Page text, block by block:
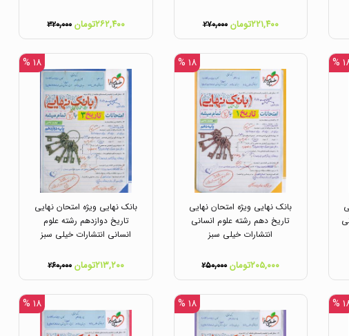
۲۲۱,۴۰۰تومان ۲۷۰,۰۰۰ ۲۶۲,۴۰۰تومان ۳۲۰,۰۰۰
% ۱۸ %
بانک نهایی ویژه امتحان نهایی
تاریخ دهم رشته علوم انسانی
انتشارات خیلی سبز
۲۰۵,۰۰۰تومان ۲۵۰,۰۰۰
۱۸ %
بانک نهایی ویژه امتحان نهایی
تاریخ دوازدهم رشته علوم
انسانی انتشارات خیلی سبز
۲۱۳,۲۰۰تومان ۲۶۰,۰۰۰
% ۱۸ % ۱۸ %